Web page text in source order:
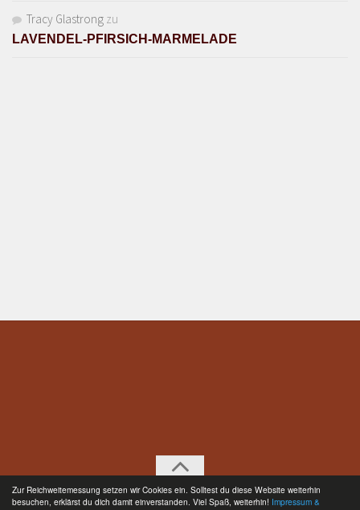
Zur Reichweitemessung setzen wir Cookies ein. Solltest du diese Website weiterhin
besuchen, erklärst du dich damit einverstanden. Viel Spaß, weiterhin! Impressum &
Tracy Glastrong zu
LAVENDEL-PFIRSICH-MARMELADE
Impressum & Datenschutz